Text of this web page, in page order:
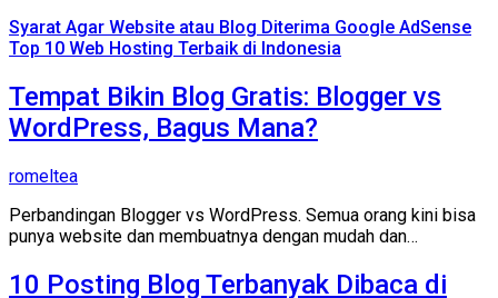
Syarat Agar Website atau Blog Diterima Google AdSense
Top 10 Web Hosting Terbaik di Indonesia
Tempat Bikin Blog Gratis: Blogger vs
WordPress, Bagus Mana?
romeltea
Perbandingan Blogger vs WordPress. Semua orang kini bisa
punya website dan membuatnya dengan mudah dan…
10 Posting Blog Terbanyak Dibaca di